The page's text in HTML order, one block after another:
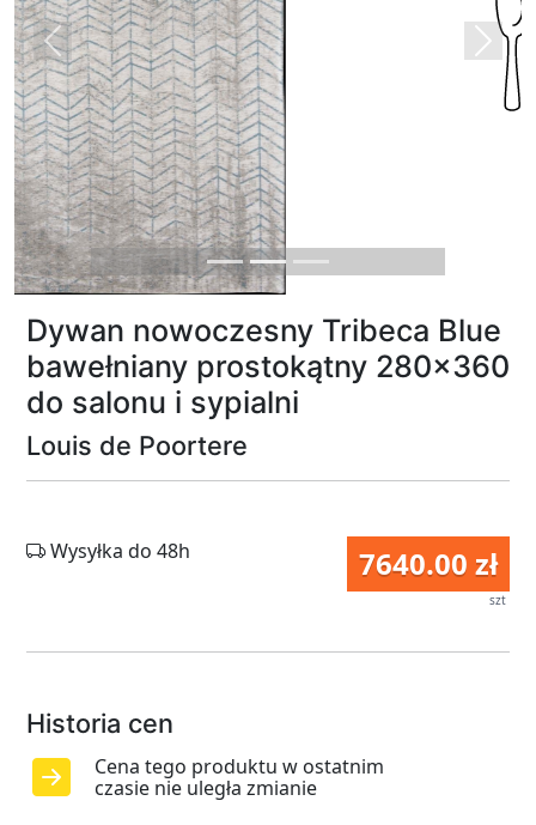
Previous Next
Dywan nowoczesny Tribeca Blue
bawełniany prostokątny 280x360
do salonu i sypialni
Louis de Poortere
7640.00 zł
szt
Wysyłka do 48h
Historia cen
Cena tego produktu w ostatnim
czasie nie uległa zmianie